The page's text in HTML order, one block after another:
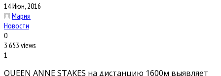
14 Июн, 2016
Мария
Новости
0
3 653 views
1
QUEEN ANNE STAKES на дистанцию 1600м выявляет